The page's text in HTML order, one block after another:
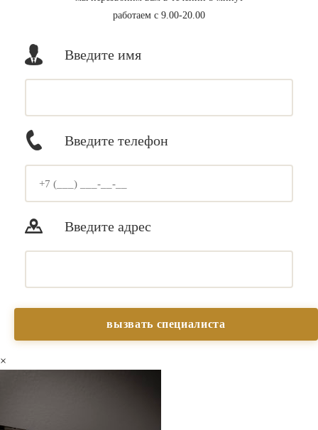
работаем с 9.00-20.00
Введите имя
Введите телефон
Введите адрес
×